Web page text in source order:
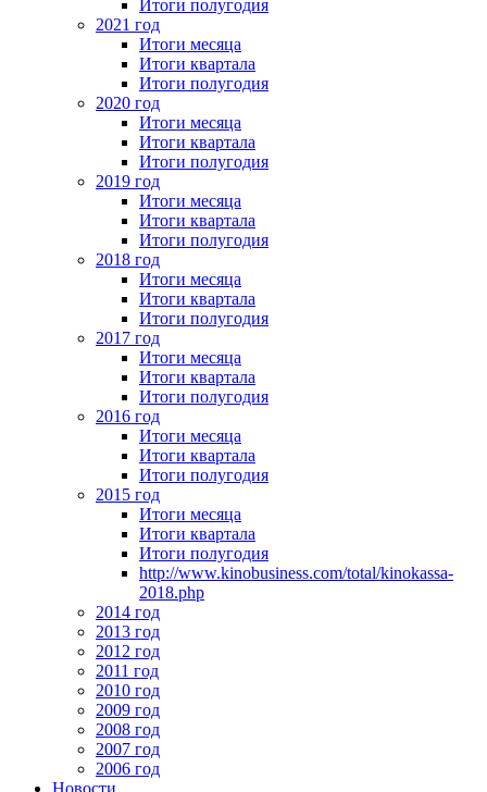
Итоги полугодия
2021 год
Итоги месяца
Итоги квартала
Итоги полугодия
2020 год
Итоги месяца
Итоги квартала
Итоги полугодия
2019 год
Итоги месяца
Итоги квартала
Итоги полугодия
2018 год
Итоги месяца
Итоги квартала
Итоги полугодия
2017 год
Итоги месяца
Итоги квартала
Итоги полугодия
2016 год
Итоги месяца
Итоги квартала
Итоги полугодия
2015 год
Итоги месяца
Итоги квартала
Итоги полугодия
http://www.kinobusiness.com/total/kinokassa-
2018.php
2014 год
2013 год
2012 год
2011 год
2010 год
2009 год
2008 год
2007 год
2006 год
Новости